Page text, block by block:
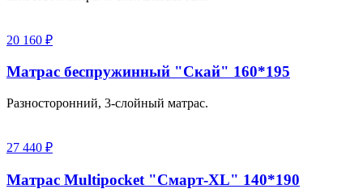
20 160 ₽
Матрас беспружинный "Скай" 160*195
Разносторонний, 3-слойный матрас.
27 440 ₽
Матрас Multipocket "Смарт-XL" 140*190